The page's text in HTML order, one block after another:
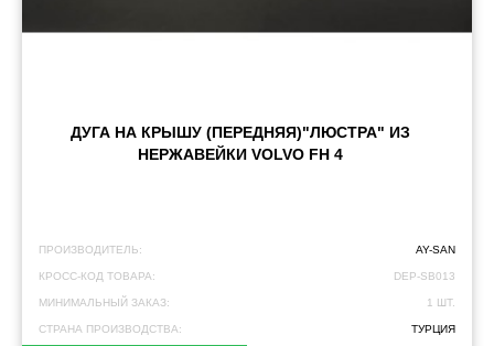
ДУГА НА КРЫШУ (ПЕРЕДНЯЯ)"ЛЮСТРА" ИЗ
НЕРЖАВЕЙКИ VOLVO FH 4
ПРОИЗВОДИТЕЛЬ: AY-SAN
КРОСС-КОД ТОВАРА: DEP-SB013
МИНИМАЛЬНЫЙ ЗАКАЗ: 1 ШТ.
СТРАНА ПРОИЗВОДСТВА: ТУРЦИЯ